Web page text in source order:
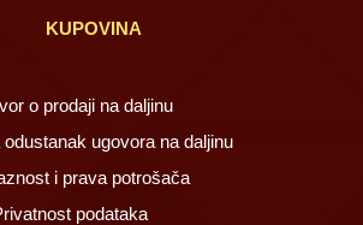
KUPOVINA
o prodaji na daljinu
ugovora na daljinu
i prava potrošača
podataka